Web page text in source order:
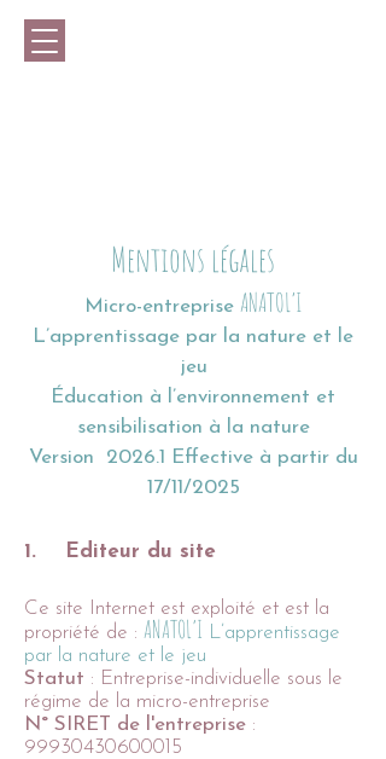
Mentions légales
Micro-entreprise ANATOL’I
L’apprentissage par la nature et le
jeu
Éducation à l’environnement et
sensibilisation à la nature
Version 2026.1 Effective à partir du
17/11/2025
1. Editeur du site
Ce site Internet est exploité et est la
propriété de : ANATOL’I L’apprentissage
par la nature et le jeu
Statut : Entreprise-individuelle sous le
régime de la micro-entreprise
N° SIRET de l'entreprise :
99930430600015